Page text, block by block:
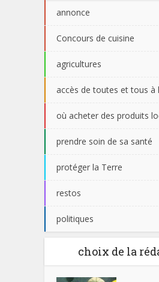
annonce
Concours de cuisine
agricultures
accès de toutes et tous à
où acheter des produits
prendre soin de sa santé
protéger la Terre
restos
politiques
choix de la